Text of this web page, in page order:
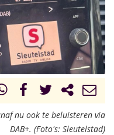
nu ook te beluisteren via
DAB+. (Foto's: Sleutelstad)